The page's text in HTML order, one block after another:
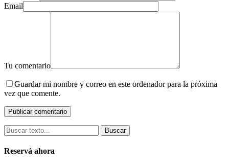
Email
Tu comentario
Guardar mi nombre y correo en este ordenador para la próxima
vez que comente.
Buscar
Reservá ahora